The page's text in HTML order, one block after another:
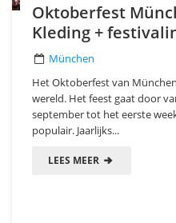
Oktoberfest
Kleding +
München
Het Oktoberfest van
wereld. Het feest gaat door
september tot het eerste
populair. Jaarlijks...
LEES MEER